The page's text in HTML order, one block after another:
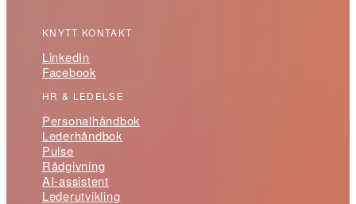
KNYTT KONTAKT
LinkedIn
Facebook
HR & LEDELSE
Personalhåndbok
Lederhåndbok
Pulse
Rådgivning
AI-assistent
Lederutvikling